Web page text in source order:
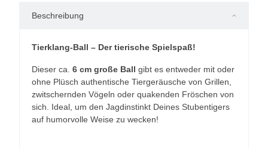
Beschreibung
Tierklang-Ball – Der tierische Spielspaß!
Dieser ca. 6 cm große Ball gibt es entweder mit oder
ohne Plüsch authentische Tiergeräusche von Grillen,
zwitschernden Vögeln oder quakenden Fröschen von
sich. Ideal, um den Jagdinstinkt Deines Stubentigers
auf humorvolle Weise zu wecken!